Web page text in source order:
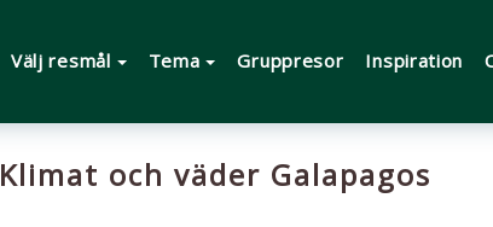
Välj resmål Tema Gruppresor Inspiration
Klimat och väder Galapagos